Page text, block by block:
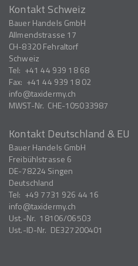
Kontakt Schweiz
Bauer Handels GmbH
Allmendstrasse 17
CH-8320Fehraltorf
Schweiz
Tel: +41 44 939 18 68
Fax: +41 44 939 18 02
info
taxidermy.ch
MWST-Nr. CHE-105033987
Kontakt Deutschland & EU
Bauer Handels GmbH
Freibühlstrasse 6
DE-78224 Singen
Deutschland
Tel: +49 7731 926 44 16
info
taxidermy.ch
Ust.-Nr. 18106/06503
Ust.-ID-Nr. DE327200401